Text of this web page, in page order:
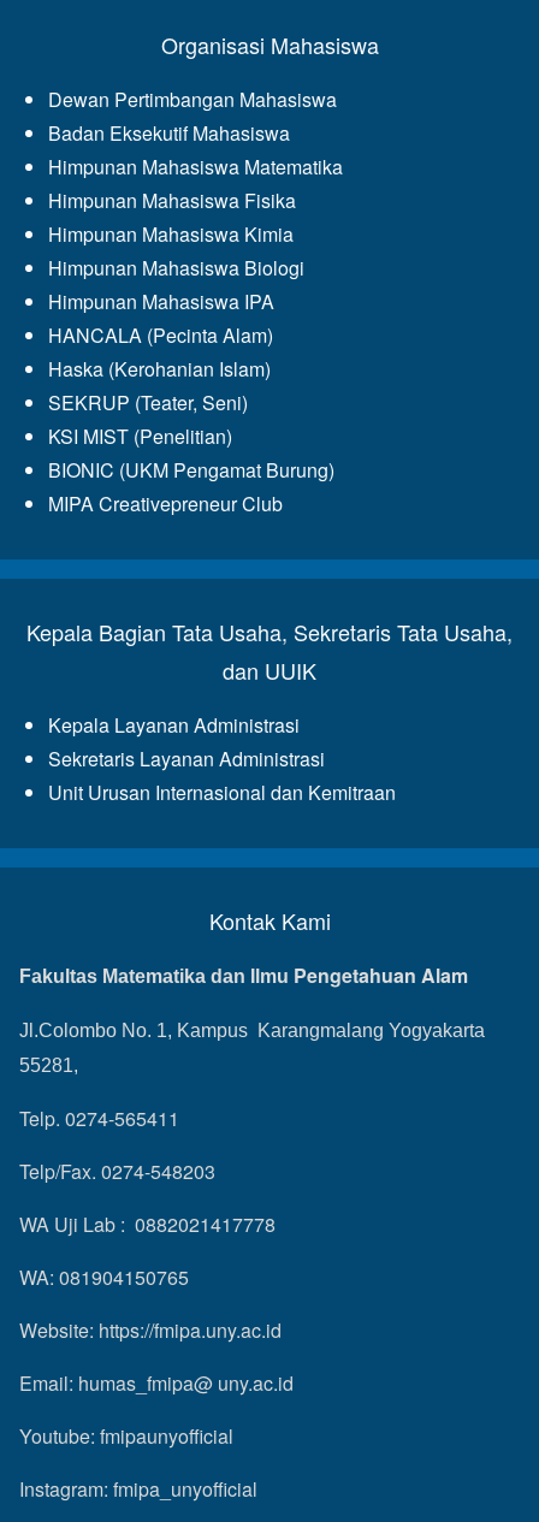
Organisasi Mahasiswa
Dewan Pertimbangan Mahasiswa
Badan Eksekutif Mahasiswa
Himpunan Mahasiswa Matematika
Himpunan Mahasiswa Fisika
Himpunan Mahasiswa Kimia
Himpunan Mahasiswa Biologi
Himpunan Mahasiswa IPA
HANCALA (Pecinta Alam)
Haska (Kerohanian Islam)
SEKRUP (Teater, Seni)
KSI MIST (Penelitian)
BIONIC (UKM Pengamat Burung)
MIPA Creativepreneur Club
Kepala Bagian Tata Usaha, Sekretaris Tata Usaha,
dan UUIK
Kepala Layanan Administrasi
Sekretaris Layanan Administrasi
Unit Urusan Internasional dan Kemitraan
Kontak Kami
Fakultas Matematika dan Ilmu Pengetahuan Alam
Jl.Colombo No. 1, Kampus Karangmalang Yogyakarta
55281,
Telp. 0274-565411
Telp/Fax. 0274-548203
WA Uji Lab : 0882021417778
WA: 081904150765
Website: https://fmipa.uny.ac.id
Email: humas_fmipa@ uny.ac.id
Youtube: fmipaunyofficial
Instagram: fmipa_unyofficial